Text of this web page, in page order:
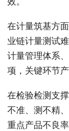
在计量筑基方
业链计量测试
计量管理体系
项，关键环节
在检验检测支
不准、测不精
重点产品不良